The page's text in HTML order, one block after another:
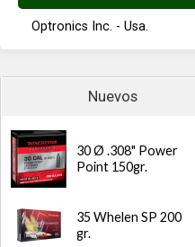
Optronics Inc. - Usa.
Nuevos
30 Ø .308" Power
Point 150gr.
35 Whelen SP 200
gr.
2 lamparitas